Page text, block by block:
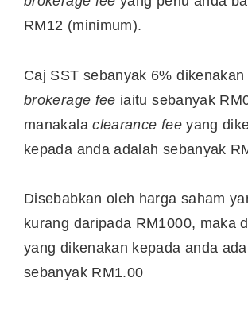
RM12 (minimum).
Caj SST sebanyak 6% dikenakan
brokerage fee iaitu sebanyak
manakalaclearance feeyang
kepada anda adalah sebanyak
Disebabkan oleh harga saham
kurang daripada RM1000, maka
yang dikenakan kepada anda
sebanyak RM1.00